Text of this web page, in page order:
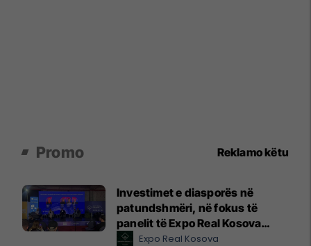
Promo Reklamo këtu
Investimet e diasporës në
patundshmëri, në fokus të
panelit të Expo Real Kosova
2026Expo Real Kosova